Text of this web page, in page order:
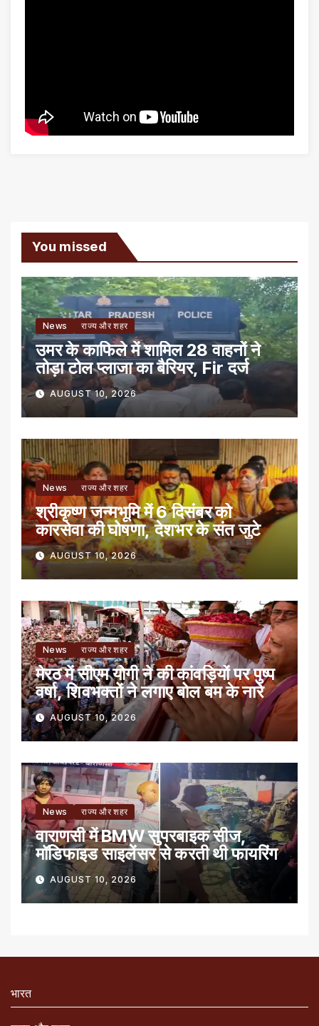
You missed
News राज्य और शहर
उमर के काफिले में शामिल 28 वाहनों ने
तोड़ा टोल प्लाजा का बैरियर, Fir दर्ज
AUGUST 10, 2026
News राज्य और शहर
श्रीकृष्ण जन्मभूमि में 6 दिसंबर को
कारसेवा की घोषणा, देशभर के संत जुटे
AUGUST 10, 2026
News राज्य और शहर
मेरठ में सीएम योगी ने की कांवड़ियों पर पुष्प
वर्षा, शिवभक्तों ने लगाए बोल बम के नारे
AUGUST 10, 2026
News राज्य और शहर
वाराणसी में BMW सुपरबाइक सीज,
मॉडिफाइड साइलेंसर से करती थी फायरिंग
AUGUST 10, 2026
भारत